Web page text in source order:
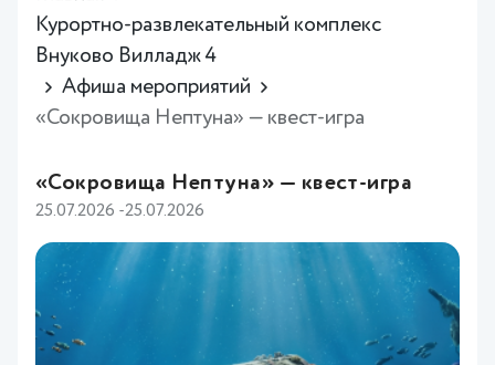
Курортно-развлекательный комплекс
Внуково Вилладж 4
Афиша мероприятий
«Сокровища Нептуна» — квест-игра
«Сокровища Нептуна» — квест-игра
25.07.2026 -25.07.2026